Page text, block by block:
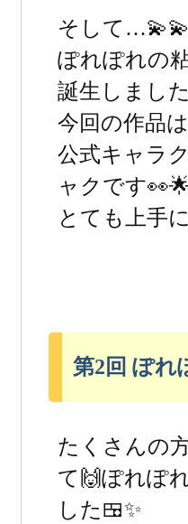
そして
ぽれぽれの
誕生しまし
今回の作品
公式キャラ
ャクです
とても上手
第2回 ぽれ
たくさんの
て🙌ぽれぽ
した🍱✨️